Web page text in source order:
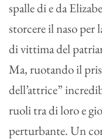
spalle di e da
storcere il naso
di vittima del
Ma, ruotando il
dell’attrice”
ruoli tra di loro e
perturbante. Un